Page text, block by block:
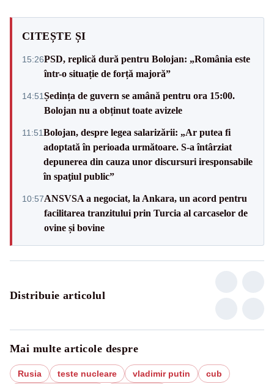
CITEȘTE ȘI
15:26PSD, replică dură pentru Bolojan: „România este
într-o situație de forță majoră”
14:51Ședința de guvern se amână pentru ora 15:00.
Bolojan nu a obținut toate avizele
11:51Bolojan, despre legea salarizării: „Ar putea fi
adoptată în perioada următoare. S-a întârziat
depunerea din cauza unor discursuri iresponsabile
în spaţiul public”
10:57ANSVSA a negociat, la Ankara, un acord pentru
facilitarea tranzitului prin Turcia al carcaselor de
ovine și bovine
Distribuie articolul
Mai multe articole despre
Rusia teste nucleare vladimir putin
cub